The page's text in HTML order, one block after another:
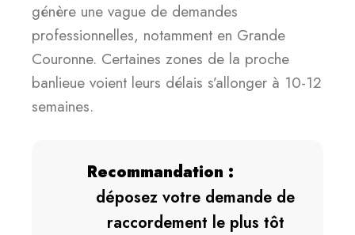
génère une vague de demandes
professionnelles, notamment en Grande
Couronne. Certaines zones de la proche
banlieue voient leurs délais s’allonger à 10-12
semaines.
Recommandation :
déposez votre demande de
raccordement le plus tôt